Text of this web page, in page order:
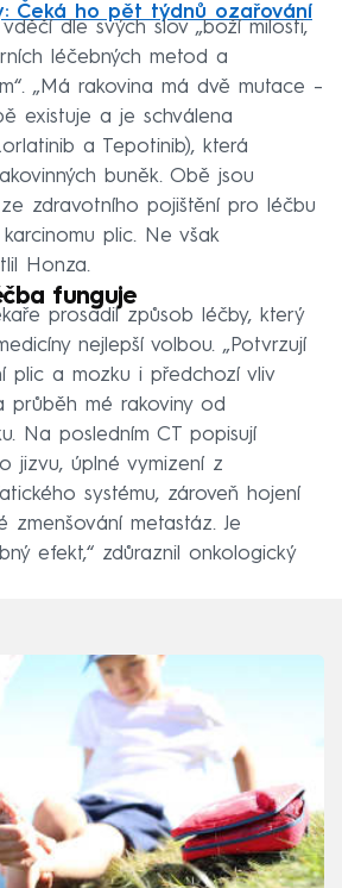
Čeká ho pět týdnů ozařování
dle svých slov „boží milosti,
léčebných metod a
„Má rakovina má dvě mutace –
existuje a je schválena
a Tepotinib), která
buněk. Obě jsou
zdravotního pojištění pro léčbu
plic. Ne však
Honza.
funguje
prosadil způsob léčby, který
nejlepší volbou. „Potvrzují
plic a mozku i předchozí vliv
průběh mé rakoviny od
Na posledním CT popisují
jizvu, úplné vymizení z
systému, zároveň hojení
zmenšování metastáz. Je
efekt,“ zdůraznil onkologický